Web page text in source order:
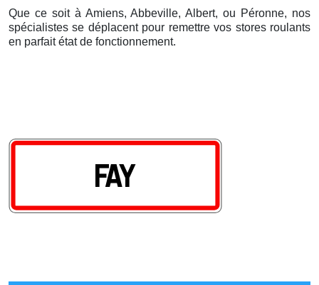
Que ce soit à Amiens, Abbeville, Albert, ou Péronne, nos
spécialistes se déplacent pour remettre vos stores roulants
en parfait état de fonctionnement.